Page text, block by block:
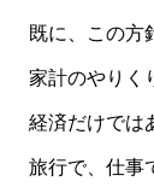
既に、この方
家計のやりく
経済だけでは
旅行で、仕事